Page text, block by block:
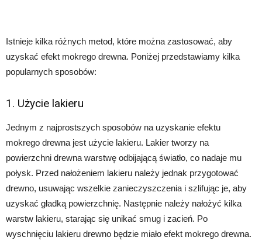
Istnieje kilka różnych metod, które można zastosować, aby
uzyskać efekt mokrego drewna. Poniżej przedstawiamy kilka
popularnych sposobów:
1. Użycie lakieru
Jednym z najprostszych sposobów na uzyskanie efektu
mokrego drewna jest użycie lakieru. Lakier tworzy na
powierzchni drewna warstwę odbijającą światło, co nadaje mu
połysk. Przed nałożeniem lakieru należy jednak przygotować
drewno, usuwając wszelkie zanieczyszczenia i szlifując je, aby
uzyskać gładką powierzchnię. Następnie należy nałożyć kilka
warstw lakieru, starając się unikać smug i zacień. Po
wyschnięciu lakieru drewno będzie miało efekt mokrego drewna.